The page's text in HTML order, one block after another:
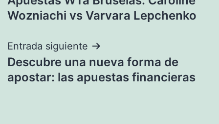
de
Wozniachi vs Varvara Lepchenko
Entrada siguiente
Descubre una nueva forma de
apostar: las apuestas financieras